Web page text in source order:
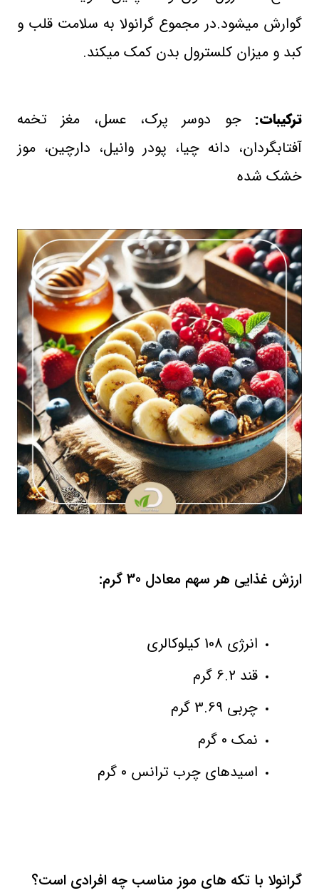
گوارش میشود.در مجموع گرانولا به سلامت قلب و
کبد و میزان کلسترول بدن کمک میکند.
ترکیبات: جو دوسر پرک، عسل، مغز تخمه
آفتابگردان، دانه چیا، پودر وانیل، دارچین، موز
خشک شده
ارزش غذایی هر سهم معادل 30 گرم:
انرژی 108 کیلوکالری
قند 6.2 گرم
چربی 3.69 گرم
نمک 0 گرم
اسیدهای چرب ترانس 0 گرم
گرانولا با تکه های موز مناسب چه افرادی است؟